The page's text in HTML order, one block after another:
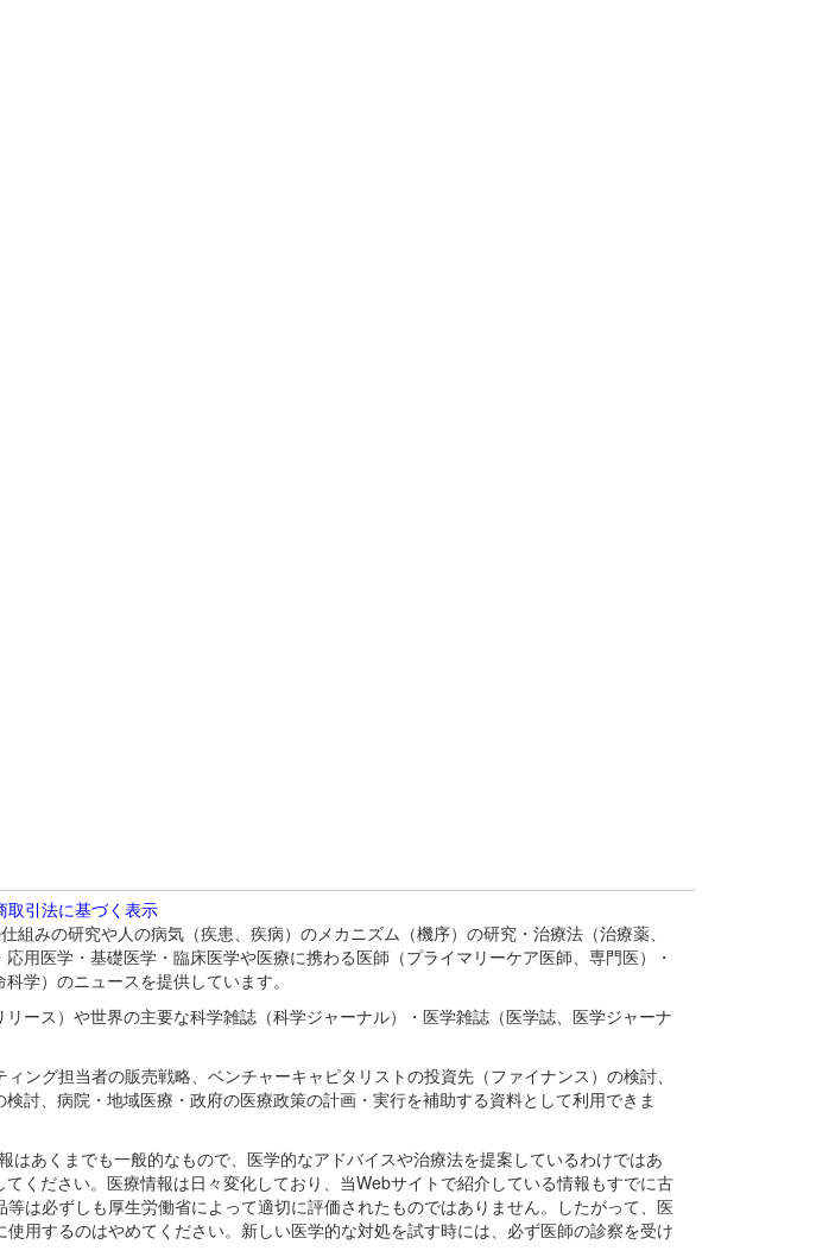
取引法に基づく表示
みの研究や人の病気（疾患、疾病）のメカニズム（機序）の研究・治療法（治療薬、
用医学・基礎医学・臨床医学や医療に携わる医師（プライマリーケア医師、専門医）・
学）のニュースを提供しています。
ース）や世界の主要な科学雑誌（科学ジャーナル）・医学雑誌（医学誌、医学ジャーナ
ング担当者の販売戦略、ベンチャーキャピタリストの投資先（ファイナンス）の検討、
討、病院・地域医療・政府の医療政策の計画・実行を補助する資料として利用できま
あくまでも一般的なもので、医学的なアドバイスや治療法を提案しているわけではあ
ください。医療情報は日々変化しており、当Webサイトで紹介している情報もすでに古
は必ずしも厚生労働省によって適切に評価されたものではありません。したがって、医
用するのはやめてください。新しい医学的な対処を試す時には、必ず医師の診察を受け